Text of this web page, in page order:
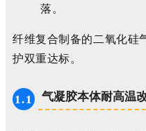
落。
纤维复合制备的二氧化硅
护双重达标。
1.1 气凝胶本体耐高温